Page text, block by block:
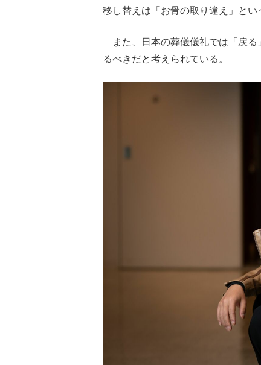
移し替えは「お骨の取り違え」とい
また、日本の葬儀儀礼では「戻る
るべきだと考えられている。